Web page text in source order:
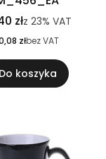
złz 23% VAT
złbez VAT
Do koszyka